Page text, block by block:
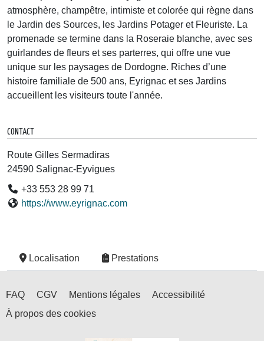
atmosphère, champêtre, intimiste et colorée qui règne dans
le Jardin des Sources, les Jardins Potager et Fleuriste. La
promenade se termine dans la Roseraie blanche, avec ses
guirlandes de fleurs et ses parterres, qui offre une vue
unique sur les paysages de Dordogne. Riches d’une
histoire familiale de 500 ans, Eyrignac et ses Jardins
accueillent les visiteurs toute l'année.
CONTACT
Route Gilles Sermadiras
24590 Salignac-Eyvigues
+33 553 28 99 71
https://www.eyrignac.com
Localisation Prestations
FAQ CGV Mentions légales
Accessibilité
À propos des cookies